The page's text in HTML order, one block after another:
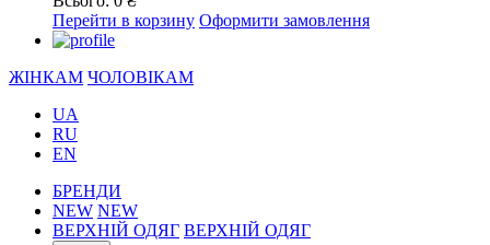
Перейти в корзину Оформити замовлення
ЖІНКАМ ЧОЛОВІКАМ
UA
RU
EN
БРЕНДИ
NEW NEW
ВЕРХНІЙ ОДЯГ ВЕРХНІЙ ОДЯГ